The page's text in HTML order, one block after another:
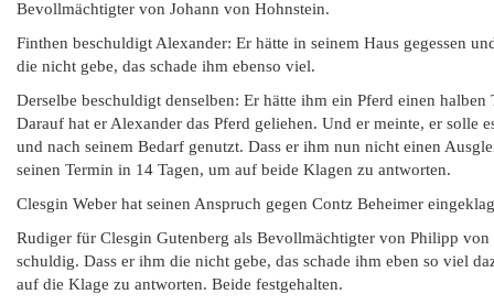
Bevollmächtigter von Johann von Hohnstein.
Finthen beschuldigt Alexander: Er hätte in seinem Haus gegessen
die nicht gebe, das schade ihm ebenso viel.
Derselbe beschuldigt denselben: Er hätte ihm ein Pferd einen
Darauf hat er Alexander das Pferd geliehen. Und er meinte, er solle
und nach seinem Bedarf genutzt. Dass er ihm nun nicht einen
seinen Termin in 14 Tagen, um auf beide Klagen zu antworten.
Clesgin Weber hat seinen Anspruch gegen Contz Beheimer
Rudiger für Clesgin Gutenberg als Bevollmächtigter von Philipp
schuldig. Dass er ihm die nicht gebe, das schade ihm eben so viel
auf die Klage zu antworten. Beide festgehalten.